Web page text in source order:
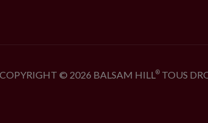
COPYRIGHT © 2026 BALSAM HILL®TOUS